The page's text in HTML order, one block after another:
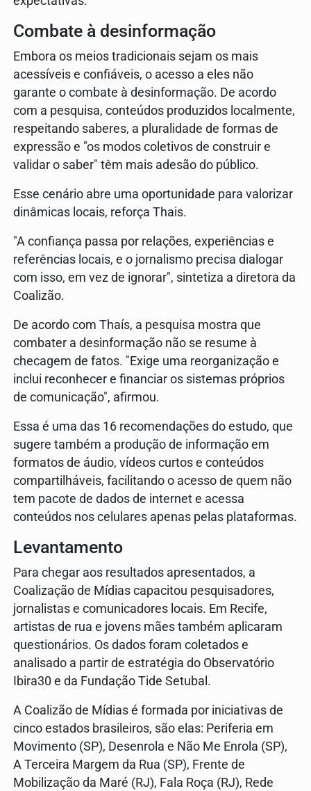
Combate à desinformação
Embora os meios tradicionais sejam os mais
acessíveis e confiáveis, o acesso a eles não
garante o combate à desinformação. De acordo
com a pesquisa, conteúdos produzidos localmente,
respeitando saberes, a pluralidade de formas de
expressão e "os modos coletivos de construir e
validar o saber" têm mais adesão do público.
Esse cenário abre uma oportunidade para valorizar
dinâmicas locais, reforça Thais.
"A confiança passa por relações, experiências e
referências locais, e o jornalismo precisa dialogar
com isso, em vez de ignorar", sintetiza a diretora da
Coalizão.
De acordo com Thaís, a pesquisa mostra que
combater a desinformação não se resume à
checagem de fatos. "Exige uma reorganização e
inclui reconhecer e financiar os sistemas próprios
de comunicação", afirmou.
Essa é uma das 16 recomendações do estudo, que
sugere também a produção de informação em
formatos de áudio, vídeos curtos e conteúdos
compartilháveis, facilitando o acesso de quem não
tem pacote de dados de internet e acessa
conteúdos nos celulares apenas pelas plataformas.
Levantamento
Para chegar aos resultados apresentados, a
Coalização de Mídias capacitou pesquisadores,
jornalistas e comunicadores locais. Em Recife,
artistas de rua e jovens mães também aplicaram
questionários. Os dados foram coletados e
analisado a partir de estratégia do Observatório
Ibira30 e da Fundação Tide Setubal.
A Coalizão de Mídias é formada por iniciativas de
cinco estados brasileiros, são elas: Periferia em
Movimento (SP), Desenrola e Não Me Enrola (SP),
A Terceira Margem da Rua (SP), Frente de
Mobilização da Maré (RJ), Fala Roça (RJ), Rede